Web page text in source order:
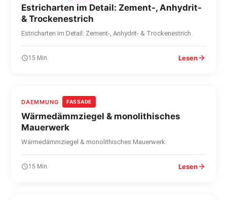
Estricharten im Detail: Zement-, Anhydrit-
& Trockenestrich
Estricharten im Detail: Zement-, Anhydrit- & Trockenestrich.
15 Min. Lesen
DAEMMUNG FASSADE
Wärmedämmziegel & monolithisches
Mauerwerk
Wärmedämmziegel & monolithisches Mauerwerk.
15 Min. Lesen